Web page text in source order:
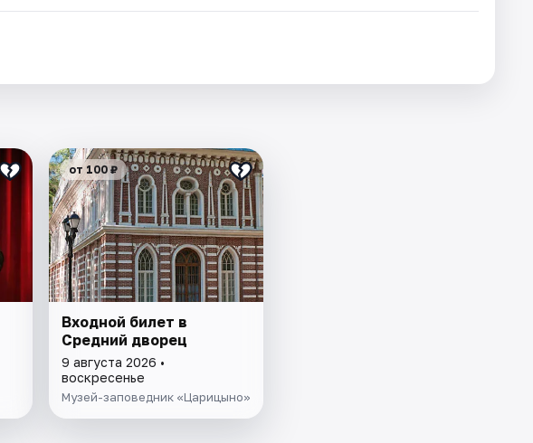
от 100 ₽
Входной билет в
Средний дворец
9 августа 2026 •
воскресенье
Музей-заповедник «Царицыно»